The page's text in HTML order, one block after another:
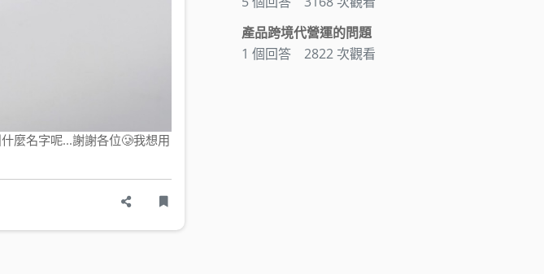
麼名字呢...謝謝各位🥲我想用
產品跨境代營運的問題
1 個回答
2822 次觀看